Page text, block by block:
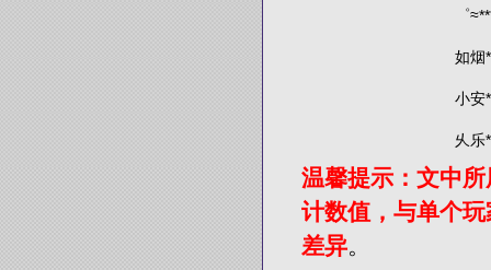
゜≈****
如烟** 在
小安***
乆乐** 在
〆澹***
鍾ベ* 在
温馨提示：文中
计数值，与单个
差异。